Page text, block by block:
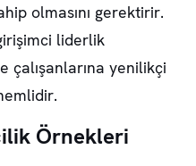
olmasını gerektirir.
liderlik
çalışanlarına yenilikçi
Örnekleri